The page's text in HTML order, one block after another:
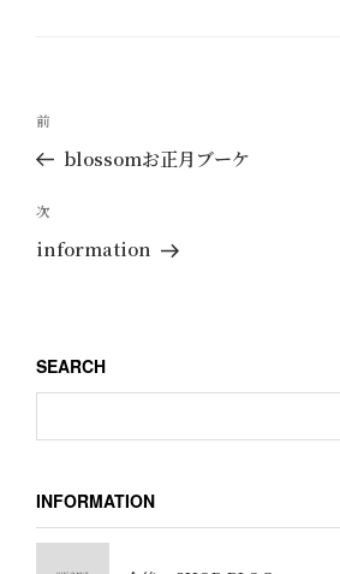
投
ナ
ビ
ゲ
ン
過
去
投
稿
前
blossomお正月ブーケ
次
の
次
information
SEARCH
INFORMATION